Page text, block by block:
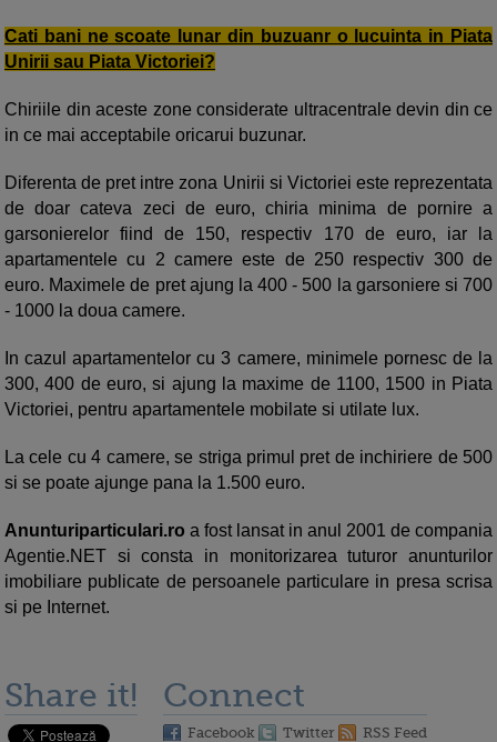
Cati bani ne scoate lunar din buzuanr o lucuinta in Piata
Unirii sau Piata Victoriei?
Chiriile din aceste zone considerate ultracentrale devin din ce
in ce mai acceptabile oricarui buzunar.
Diferenta de pret intre zona Unirii si Victoriei este reprezentata
de doar cateva zeci de euro, chiria minima de pornire a
garsonierelor fiind de 150, respectiv 170 de euro, iar la
apartamentele cu 2 camere este de 250 respectiv 300 de
euro. Maximele de pret ajung la 400 - 500 la garsoniere si 700
- 1000 la doua camere.
In cazul apartamentelor cu 3 camere, minimele pornesc de la
300, 400 de euro, si ajung la maxime de 1100, 1500 in Piata
Victoriei, pentru apartamentele mobilate si utilate lux.
La cele cu 4 camere, se striga primul pret de inchiriere de 500
si se poate ajunge pana la 1.500 euro.
Anunturiparticulari.ro a fost lansat in anul 2001 de compania
Agentie.NET si consta in monitorizarea tuturor anunturilor
imobiliare publicate de persoanele particulare in presa scrisa
si pe Internet.
Share it! Connect
Facebook Twitter RSS Feed